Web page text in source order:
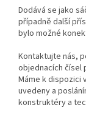
Dodává se jako
případně další
bylo možné
Kontaktujte nás,
objednacích čísel
Máme k dispozici
uvedeny a
konstruktéry a